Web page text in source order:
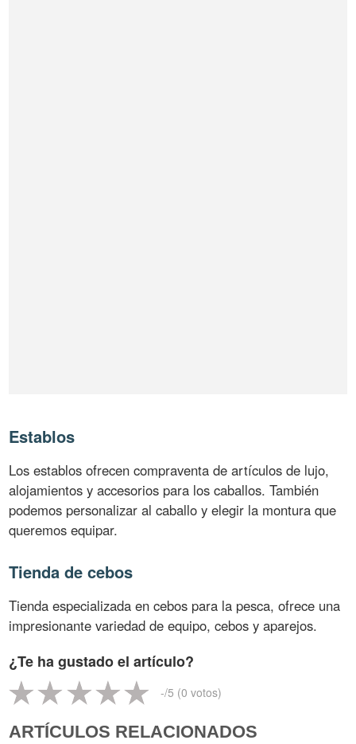
Establos
Los establos ofrecen compraventa de artículos de lujo,
alojamientos y accesorios para los caballos. También
podemos personalizar al caballo y elegir la montura que
queremos equipar.
Tienda de cebos
Tienda especializada en cebos para la pesca, ofrece una
impresionante variedad de equipo, cebos y aparejos.
¿Te ha gustado el artículo?
-/5 (0 votos)
ARTÍCULOS RELACIONADOS